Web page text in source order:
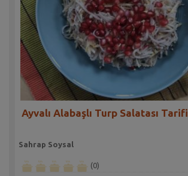
Ayvalı Alabaşlı Turp Salatası Tarifi
Sahrap Soysal
(0)